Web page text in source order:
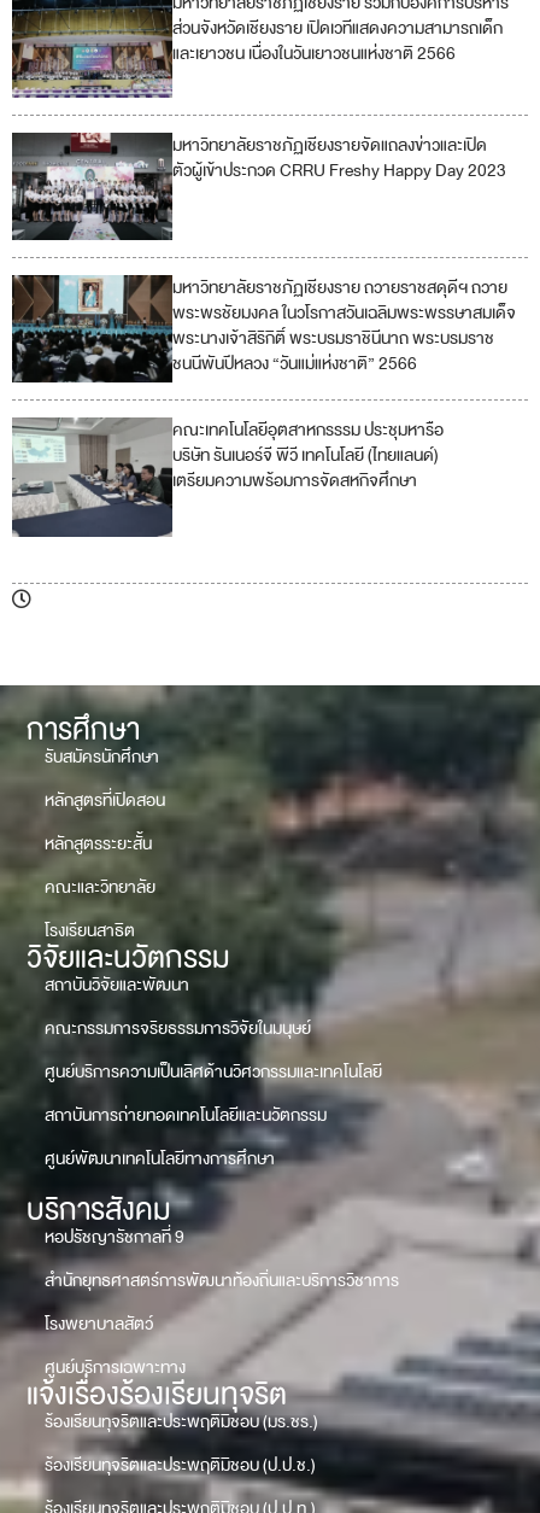
ส่วนจังหวัดเชียงราย เปิดเวทีแสดงความสามารถเด็ก
และเยาวชน เนื่องในวันเยาวชนแห่งชาติ 2566
มหาวิทยาลัยราชภัฏเชียงรายจัดแถลงข่าวและเปิด
ตัวผู้เข้าประกวด CRRU Freshy Happy Day 2023
มหาวิทยาลัยราชภัฏเชียงราย ถวายราชสดุดีฯ ถวาย
พระพรชัยมงคล ในวโรกาสวันเฉลิมพระพรรษาสมเด็จ
พระนางเจ้าสิริกิติ์ พระบรมราชินีนาถ พระบรมราช
ชนนีพันปีหลวง “วันแม่แห่งชาติ” 2566
คณะเทคโนโลยีอุตสาหกรรรม ประชุมหารือ
บริษัท รันเนอร์จี พีวี เทคโนโลยี (ไทยแลนด์)
เตรียมความพร้อมการจัดสหกิจศึกษา
การศึกษา
รับสมัครนักศึกษา
หลักสูตรที่เปิดสอน
หลักสูตรระยะสั้น
คณะและวิทยาลัย
โรงเรียนสาธิต
วิจัยและนวัตกรรม
สถาบันวิจัยและพัฒนา
คณะกรรมการจริยธรรมการวิจัยในมนุษย์
ศูนย์บริการความเป็นเลิศด้านวิศวกรรมและเทคโนโลยี
สถาบันการถ่ายทอดเทคโนโลยีและนวัตกรรม
ศูนย์พัฒนาเทคโนโลยีทางการศึกษา
บริการสังคม
หอปรัชญารัชกาลที่ 9
สำนักยุทธศาสตร์การพัฒนาท้องถิ่นและบริการวิชาการ
โรงพยาบาลสัตว์
ศูนย์บริการเฉพาะทาง
แจ้งเรื่องร้องเรียนทุจริต
ร้องเรียนทุจริตและประพฤติมิชอบ (มร.ชร.)
ร้องเรียนทุจริตและประพฤติมิชอบ (ป.ป.ช.)
ร้องเรียนทุจริตและประพฤติมิชอบ (ป.ป.ท.)